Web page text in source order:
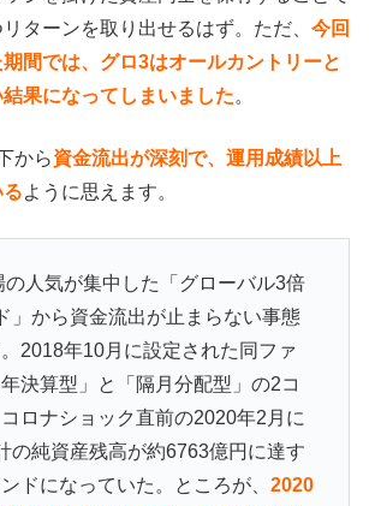
ターンを取り出せるはず。ただ、 今回
間では、グロ3はオールカントリーと
果になってしまいました。
から資金流出が深刻で、運用成績以上
ように思えます。
の人気が集中した「グローバル3倍
」から資金流出が止まらない事態
2018年10月に設定された同ファ
決算型」と「隔月分配型」の2コ
ロナショック直前の2020年2月に
の純資産残高が約6763億円に達す
ドになっていた。ところが、 2020